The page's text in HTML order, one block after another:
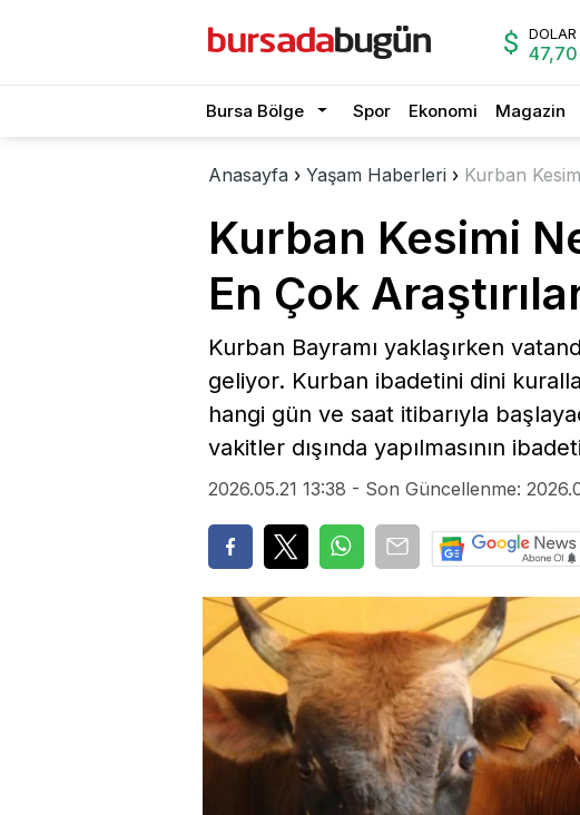
DOLAR
47,70
Bursa Bölge Spor Ekonomi Magazin
Anasayfa › Yaşam Haberleri › Kurban
Kurban Kesimi
En Çok
Kurban Bayramı yaklaşırken
geliyor. Kurban ibadetini dini
hangi gün ve saat itibarıyla
vakitler dışında yapılmasının
2026.05.21 13:38 - Son Güncellenme: